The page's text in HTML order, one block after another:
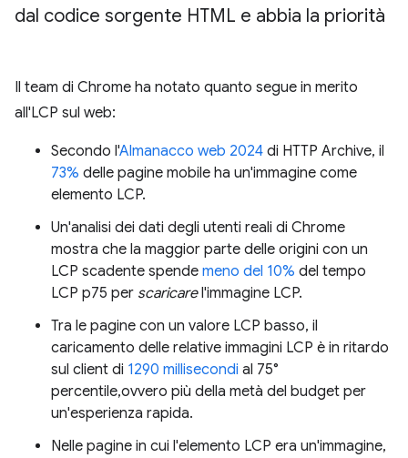
dal codice sorgente HTML e abbia la priorità
Il team di Chrome ha notato quanto segue in merito
all'LCP sul web:
Secondo l'Almanacco web 2024 di HTTP Archive, il
73% delle pagine mobile ha un'immagine come
elemento LCP.
Un'analisi dei dati degli utenti reali di Chrome
mostra che la maggior parte delle origini con un
LCP scadente spende meno del 10% del tempo
LCP p75 per scaricarel'immagine LCP.
Tra le pagine con un valore LCP basso, il
caricamento delle relative immagini LCP è in ritardo
sul client di 1290 millisecondi al 75°
percentile,ovvero più della metà del budget per
un'esperienza rapida.
Nelle pagine in cui l'elemento LCP era un'immagine,